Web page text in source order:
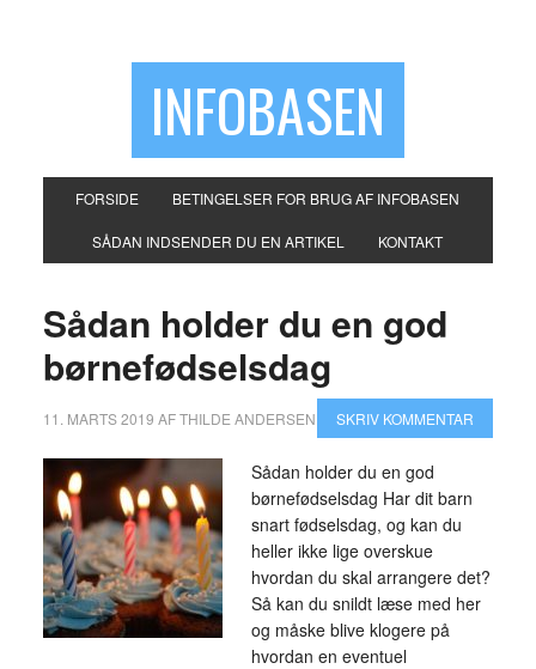
INFOBASEN
FORSIDE BETINGELSER FOR BRUG AF INFOBASEN
SÅDAN INDSENDER DU EN ARTIKEL KONTAKT
Sådan holder du en god
børnefødselsdag
11. MARTS 2019 AFTHILDE ANDERSEN SKRIV KOMMENTAR
Sådan holder du en god
børnefødselsdag Har dit barn
snart fødselsdag, og kan du
heller ikke lige overskue
hvordan du skal arrangere det?
Så kan du snildt læse med her
og måske blive klogere på
hvordan en eventuel